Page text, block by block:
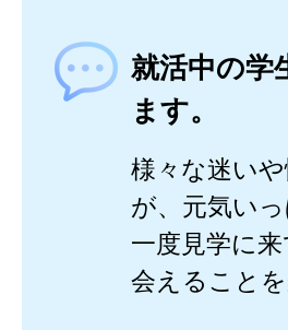
就活中の学
ます。
様々な迷い
が、元気い
一度見学に
会えること